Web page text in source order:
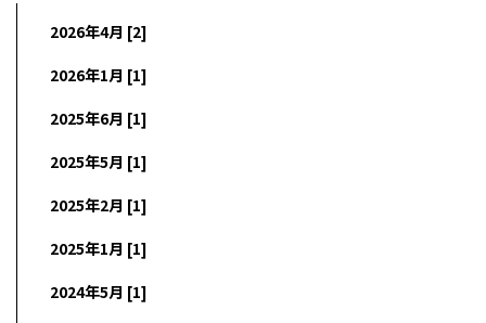
2026年4月 [2]
2026年1月 [1]
2025年6月 [1]
2025年5月 [1]
2025年2月 [1]
2025年1月 [1]
2024年5月 [1]